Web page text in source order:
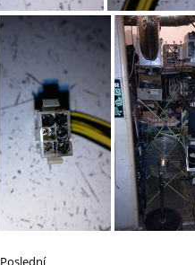
Poslední